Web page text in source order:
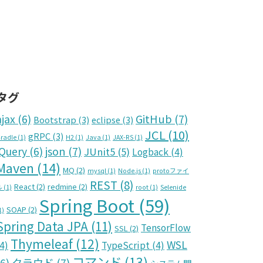
グ
(6) Bootstrap (3) eclipse (3) GitHub (7)
(1) gRPC(3) H2 (1) Java (1) JAX-RS (1) JCL (10)
(6) json (7) JUnit5 (5) Logback (4)
(14) MQ (2) mysql (1) Node.js (1) protoファイ
(1) React(2) redmine (2) REST (8) root (1) Selenide
SOAP (2) Spring Boot (59)
Data JPA (11) SSL(2) TensorFlow
Thymeleaf(12) TypeScript (4) WSL